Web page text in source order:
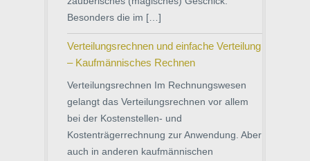
Besonders die im […]
Verteilungsrechnen und einfache Verteilung
– Kaufmännisches Rechnen
Verteilungsrechnen Im Rechnungswesen
gelangt das Verteilungsrechnen vor allem
bei der Kostenstellen- und
Kostenträgerrechnung zur Anwendung. Aber
auch in anderen kaufmännischen